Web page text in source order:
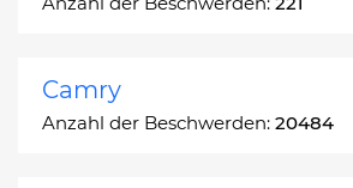
Camry
Anzahl der Beschwerden: 20484